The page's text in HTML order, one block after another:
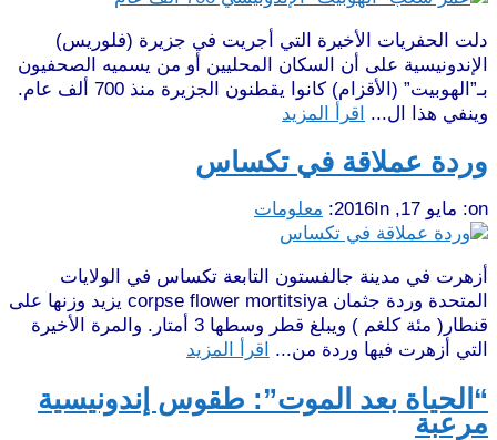
دلت الحفريات الأخيرة التي أجريت في جزيرة (فلوريس)
الإندونيسية على أن السكان المحليين أو من يسميه الصحفيون
بـ”الهوبيت” (الأقزام) كانوا يقطنون الجزيرة منذ 700 ألف عام.
وينفي هذا ال...
اقرأ المزيد
وردة عملاقة في تكساس
on: مايو 17, 2016 In: معلومات
أزهرت في مدينة جالفستون التابعة تكساس في الولايات
المتحدة وردة جثمان corpse flower mortitsiya يزيد وزنها على
قنطار( مئة كلغم ) ويبلغ قطر وسطها 3 أمتار. والمرة الأخيرة
التي أزهرت فيها وردة من...
اقرأ المزيد
“الحياة بعد الموت”: طقوس إندونيسية
مرعبة